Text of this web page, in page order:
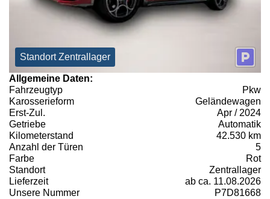
Standort Zentrallager
Allgemeine Daten:
Fahrzeugtyp
Pkw
Karosserieform
Geländewagen
Erst-Zul.
Apr / 2024
Getriebe
Automatik
Kilometerstand
42.530 km
Anzahl der Türen
5
Farbe
Rot
Standort
Zentrallager
Lieferzeit
ab ca. 11.08.2026
Unsere Nummer
P7D81668